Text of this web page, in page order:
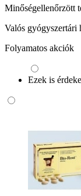
Minőségellenőrzött
Valós gyógyszertári
Folyamatos akciók
Ezek is